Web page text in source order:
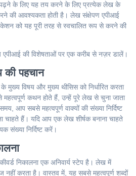
के लिए यह तय करने के लिए प्रत्येक लेख के
करने की आवश्यकता होती है। लेख संक्षेपण एपीआई
को यह पूरी तरह से स्वचालित रूप से करने की
की विशेषताओं पर एक करीब से नज़र डालें।
की पहचान
विषय और मुख्य थीसिस को निर्धारित करता
कथन होते हैं, उन्हें पूरे लेख से चुना जाता
आप सबसे महत्वपूर्ण वाक्यों की संख्या निर्दिष्ट
चाहते हैं। यदि आप एक लेख शीर्षक बनाना चाहते
संख्या निर्दिष्ट करें।
निकालना एक अनिवार्य स्टेप है। लेख में
नहीं करता है। वास्तव में, यह सबसे महत्वपूर्ण शब्दों